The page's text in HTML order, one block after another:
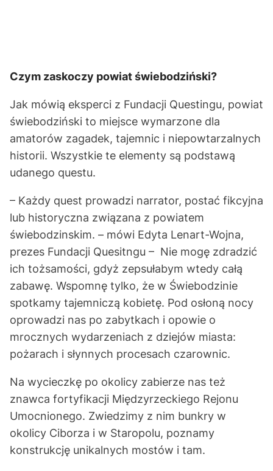
Czym zaskoczy powiat świebodziński?
Jak mówią eksperci z Fundacji Questingu, powiat
świebodziński to miejsce wymarzone dla
amatorów zagadek, tajemnic i niepowtarzalnych
historii. Wszystkie te elementy są podstawą
udanego questu.
– Każdy quest prowadzi narrator, postać fikcyjna
lub historyczna związana z powiatem
świebodzinskim. – mówi Edyta Lenart-Wojna,
prezes Fundacji Quesitngu – Nie mogę zdradzić
ich tożsamości, gdyż zepsułabym wtedy całą
zabawę. Wspomnę tylko, że w Świebodzinie
spotkamy tajemniczą kobietę. Pod osłoną nocy
oprowadzi nas po zabytkach i opowie o
mrocznych wydarzeniach z dziejów miasta:
pożarach i słynnych procesach czarownic.
Na wycieczkę po okolicy zabierze nas też
znawca fortyfikacji Międzyrzeckiego Rejonu
Umocnionego. Zwiedzimy z nim bunkry w
okolicy Ciborza i w Staropolu, poznamy
konstrukcję unikalnych mostów i tam.